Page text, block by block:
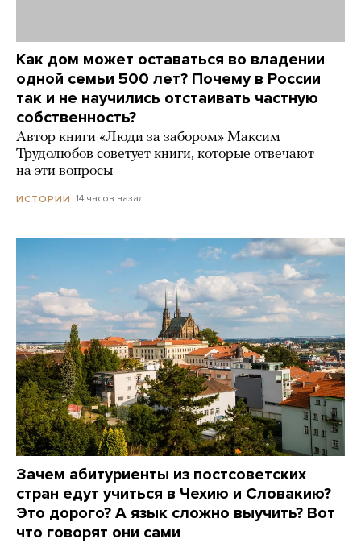
Как дом может оставаться во владении
одной семьи 500 лет? Почему в России
так и не научились отстаивать частную
собственность?
Автор книги «Люди за забором» Максим
Трудолюбов советует книги, которые отвечают
на эти вопросы
ИСТОРИИ 14 часов назад
Зачем абитуриенты из постсоветских
стран едут учиться в Чехию и Словакию?
Это дорого? А язык сложно выучить? Вот
что говорят они сами